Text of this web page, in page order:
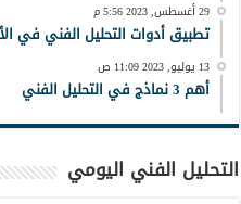
29 أغسطس, 2023 5:56 م
تطبيق أدوات التحليل الفني في
13 يوليو, 2023 11:09 ص
أهم 3 نماذج في التحليل الفني
التحليل الفني اليومي